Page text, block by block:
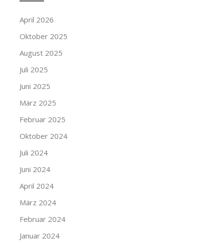
April 2026
Oktober 2025
August 2025
Juli 2025
Juni 2025
März 2025
Februar 2025
Oktober 2024
Juli 2024
Juni 2024
April 2024
März 2024
Februar 2024
Januar 2024